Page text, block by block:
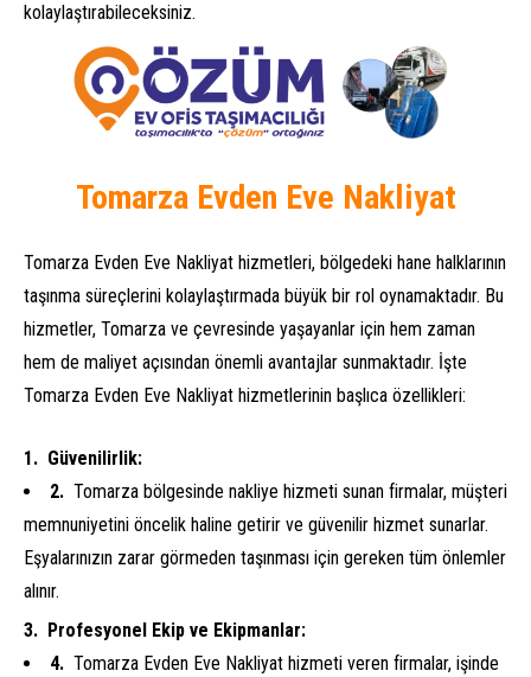
kolaylaştırabileceksiniz.
Tomarza Evden Eve Nakliyat
Tomarza Evden Eve Nakliyat hizmetleri, bölgedeki hane halklarının
taşınma süreçlerini kolaylaştırmada büyük bir rol oynamaktadır. Bu
hizmetler, Tomarza ve çevresinde yaşayanlar için hem zaman
hem de maliyet açısından önemli avantajlar sunmaktadır. İşte
Tomarza Evden Eve Nakliyat hizmetlerinin başlıca özellikleri:
Güvenilirlik:
Tomarza bölgesinde nakliye hizmeti sunan firmalar, müşteri
memnuniyetini öncelik haline getirir ve güvenilir hizmet sunarlar.
Eşyalarınızın zarar görmeden taşınması için gereken tüm önlemler
alınır.
Profesyonel Ekip ve Ekipmanlar:
Tomarza Evden Eve Nakliyat hizmeti veren firmalar, işinde